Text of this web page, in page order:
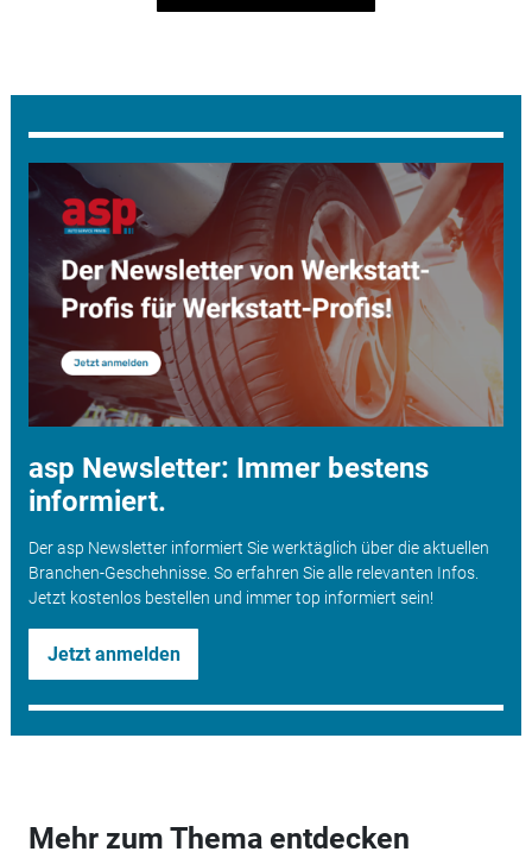
asp Newsletter: Immer bestens
informiert.
Der asp Newsletter informiert Sie werktäglich über die aktuellen
Branchen-Geschehnisse. So erfahren Sie alle relevanten Infos.
Jetzt kostenlos bestellen und immer top informiert sein!
Jetzt anmelden
Mehr zum Thema entdecken